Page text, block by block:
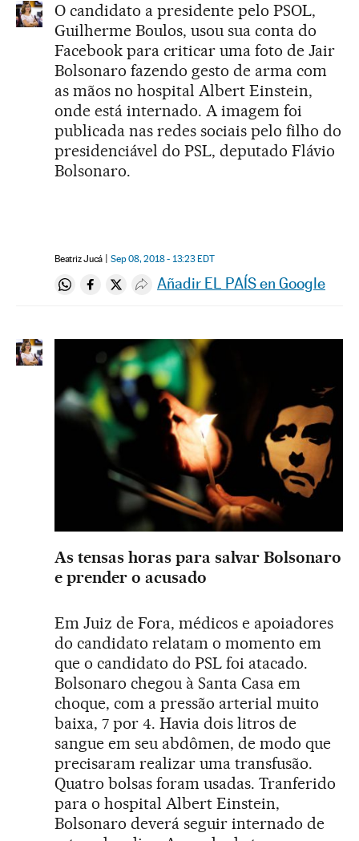
O candidato a presidente pelo PSOL,
Guilherme Boulos, usou sua conta do
Facebook para criticar uma foto de Jair
Bolsonaro fazendo gesto de arma com
as mãos no hospital Albert Einstein,
onde está internado. A imagem foi
publicada nas redes sociais pelo filho do
presidenciável do PSL, deputado Flávio
Bolsonaro.
Beatriz Jucá Sep 08, 2018 - 13:23 EDT
Compartir en Whatsapp
Compartir en Facebook
Compartir en Twitter
Desplegar Redes Sociales
Añadir EL PAÍS en Google
As tensas horas para salvar Bolsonaro
e prender o acusado
Em Juiz de Fora, médicos e apoiadores
do candidato relatam o momento em
que o candidato do PSL foi atacado.
Bolsonaro chegou à Santa Casa em
choque, com a pressão arterial muito
baixa, 7 por 4. Havia dois litros de
sangue em seu abdômen, de modo que
precisaram realizar uma transfusão.
Quatro bolsas foram usadas. Tranferido
para o hospital Albert Einstein,
Bolsonaro deverá seguir internado de